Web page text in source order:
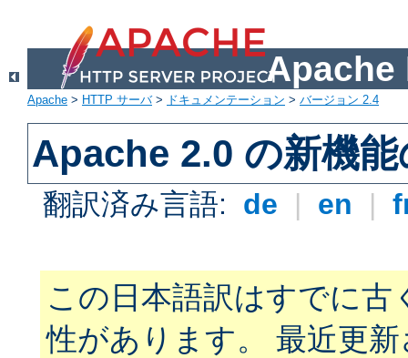
Apache
Apache > HTTP サーバ> ドキュメンテーション > バージョン 2.4
Apache 2.0 の新機能
翻訳済み言語: de | en |
この日本語訳はすでに古
性があります。 最近更